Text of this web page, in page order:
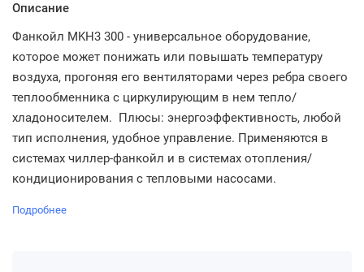
Описание
Фанкойл MKH3 300 - универсальное оборудование,
которое может понижать или повышать температуру
воздуха, прогоняя его вентиляторами через ребра своего
теплообменника с циркулирующим в нем тепло/
хладоносителем. Плюсы: энергоэффективность, любой
тип исполнения, удобное управление. Применяются в
системах чиллер-фанкойл и в системах отопления/
кондиционирования с тепловыми насосами.
Подробнее